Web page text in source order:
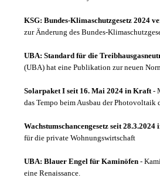
KSG: Bundes-Klimaschutzgesetz 2024
zur Änderung des Bundes-
UBA: Standard für die
(UBA) hat eine Publikation zur neuen
Solarpaket I seit 16. Mai 2024 in Kraft-
das Tempo beim Ausbau der Photovoltaik
Wachstumschancengesetz seit
für die private Wohnungswirtschaft
UBA: Blauer Engel für Kaminöfen -
eine Renaissance.